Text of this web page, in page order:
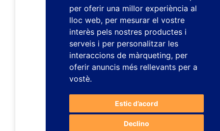
per oferir una millor experiència al
lloc web, per mesurar el vostre
interès pels nostres productes i
serveis i per personalitzar les
interaccions de màrqueting, per
oferir anuncis més rellevants per a
vostè.
Estic d’acord
Declino